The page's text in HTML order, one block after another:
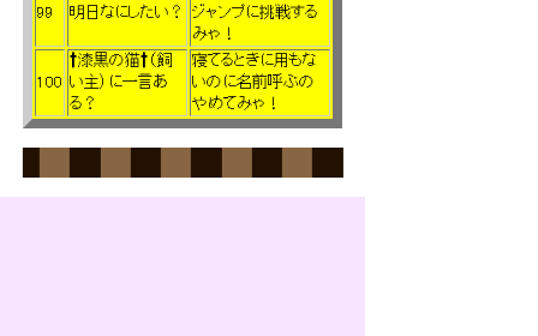
99 明日なにしたい？
ジャンプに挑戦する
みゃ！
100
†漆黒の猫†（飼
い主）に一言あ
る？
寝てるときに用もな
いのに名前呼ぶの
やめてみゃ！